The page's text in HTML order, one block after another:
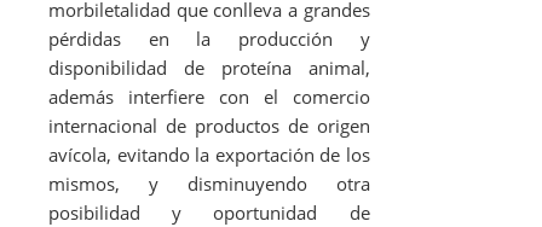
morbiletalidad que conlleva a grandes
pérdidas en la producción y
disponibilidad de proteína animal,
además interfiere con el comercio
internacional de productos de origen
avícola, evitando la exportación de los
mismos, y disminuyendo otra
posibilidad y oportunidad de